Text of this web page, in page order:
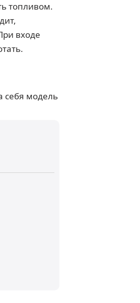
топливом.
входе
себя модель